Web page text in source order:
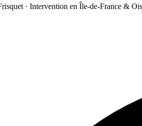
· Intervention en Île-de-France &